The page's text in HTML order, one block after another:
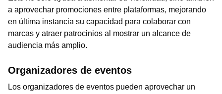
a aprovechar promociones entre plataformas, mejorando
en última instancia su capacidad para colaborar con
marcas y atraer patrocinios al mostrar un alcance de
audiencia más amplio.
Organizadores de eventos
Los organizadores de eventos pueden aprovechar un